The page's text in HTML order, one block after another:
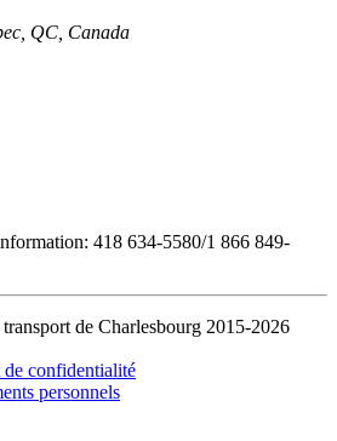
QC, Canada
418 634-5580/1 866 849-
de Charlesbourg 2015-2026
confidentialité
personnels